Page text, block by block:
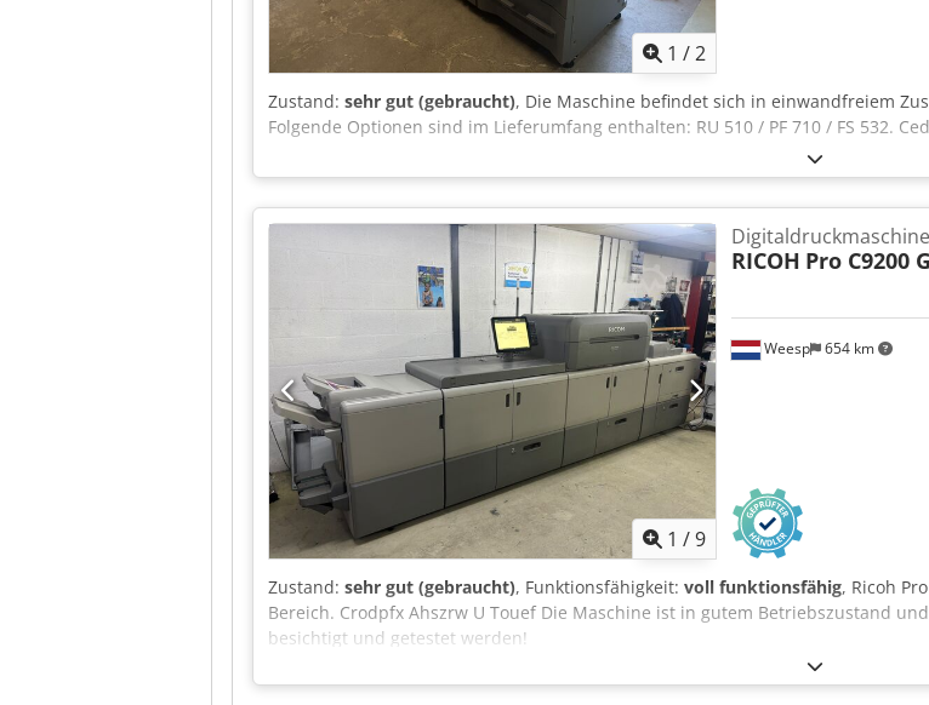
1 /2
Zustand: sehr gut (gebraucht), Die Maschine befindet sich in einwandfreiem
Folgende Optionen sind im Lieferumfang enthalten: RU 510 / PF 710 / FS 532.
1 /9
Weesp 654 km
Digitaldruckmaschine
RICOH Pro C9200
Zustand: sehr gut (gebraucht), Funktionsfähigkeit: voll funktionsfähig, Ricoh
Bereich. Crodpfx Ahszrw U Touef Die Maschine ist in gutem Betriebszustand
besichtigt und getestet werden!